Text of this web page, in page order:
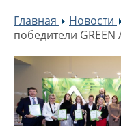
Главная »Новости
победители